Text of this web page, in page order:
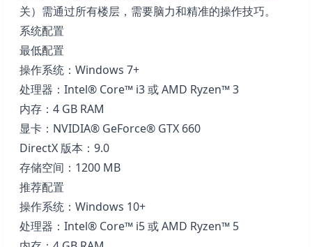
关）需通过所有楼层，需要脑力和精准的操作技巧。
系统配置
最低配置
操作系统：Windows 7+
处理器：Intel® Core™ i3 或 AMD Ryzen™ 3
内存：4 GB RAM
显卡：NVIDIA® GeForce® GTX 660
DirectX 版本：9.0
存储空间：1200 MB
推荐配置
操作系统：Windows 10+
处理器：Intel® Core™ i5 或 AMD Ryzen™ 5